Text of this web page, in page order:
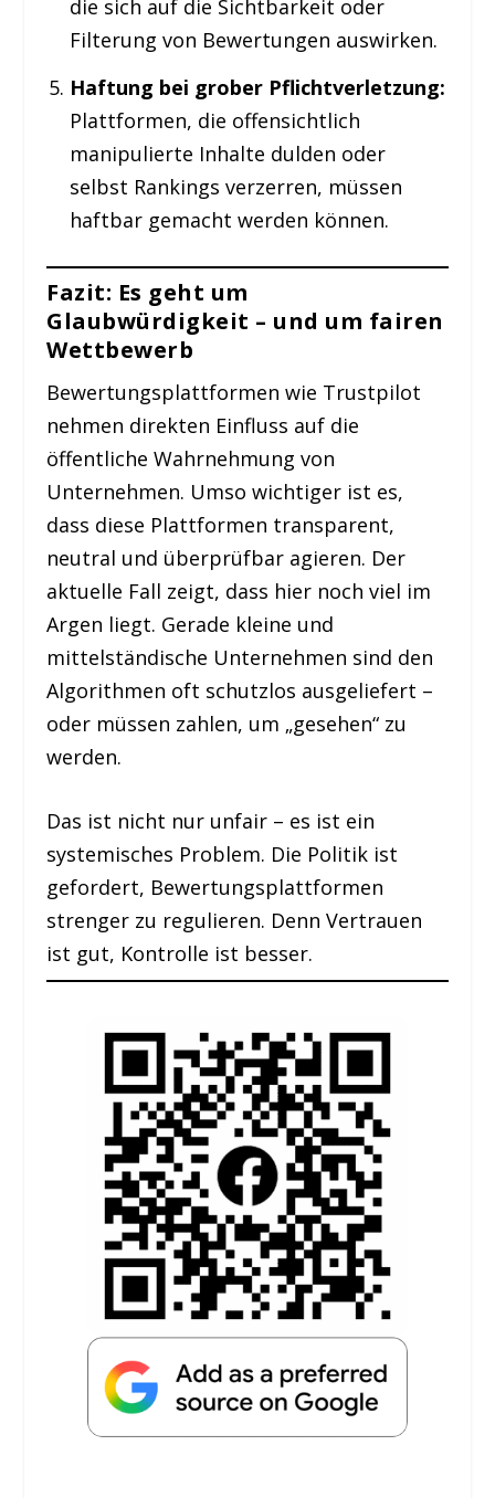
die sich auf die Sichtbarkeit oder
Filterung von Bewertungen auswirken.
Haftung bei grober Pflichtverletzung:
Plattformen, die offensichtlich
manipulierte Inhalte dulden oder
selbst Rankings verzerren, müssen
haftbar gemacht werden können.
Fazit: Es geht um
Glaubwürdigkeit – und um fairen
Wettbewerb
Bewertungsplattformen wie Trustpilot
nehmen direkten Einfluss auf die
öffentliche Wahrnehmung von
Unternehmen. Umso wichtiger ist es,
dass diese Plattformen transparent,
neutral und überprüfbar agieren. Der
aktuelle Fall zeigt, dass hier noch viel im
Argen liegt. Gerade kleine und
mittelständische Unternehmen sind den
Algorithmen oft schutzlos ausgeliefert –
oder müssen zahlen, um „gesehen“ zu
werden.
Das ist nicht nur unfair – es ist ein
systemisches Problem. Die Politik ist
gefordert, Bewertungsplattformen
strenger zu regulieren. Denn Vertrauen
ist gut, Kontrolle ist besser.